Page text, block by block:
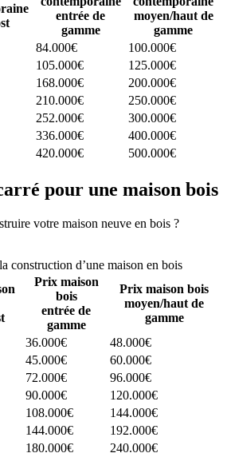
entrée de
gamme
moyen/haut de
gamme
84.000€
100.000€
105.000€
125.000€
168.000€
200.000€
210.000€
250.000€
252.000€
300.000€
336.000€
400.000€
420.000€ 500.000€
pour une maison bois
votre maison neuve en bois ?
construction d’une maison en bois
Prix maison
bois
entrée de
gamme
Prix maison bois
moyen/haut de
gamme
36.000€
48.000€
45.000€
60.000€
72.000€
96.000€
90.000€
120.000€
108.000€
144.000€
144.000€
192.000€
180.000€ 240.000€